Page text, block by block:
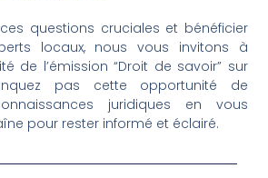
questions cruciales et bénéficier
locaux, nous vous invitons à
de l’émission “Droit de savoir” sur
pas cette opportunité de
juridiques en vous
pour rester informé et éclairé.